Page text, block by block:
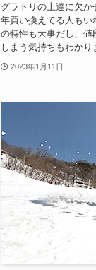
グラトリの上達に欠
年買い換えてる人もい
の特性も大事だし、
しまう気持ちもわかり
2023年1月11日